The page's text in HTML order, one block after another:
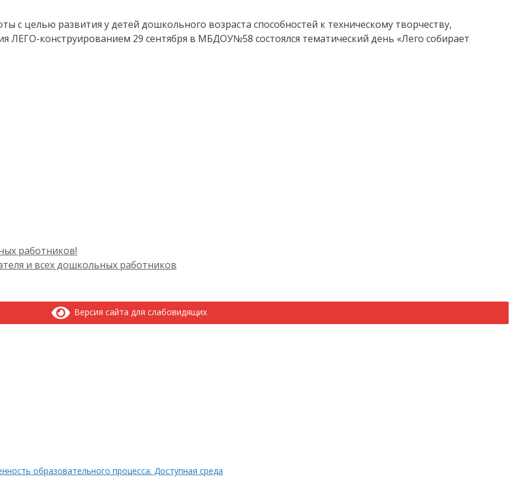
с целью развития у детей дошкольного возраста способностей к техническому творчеству,
ЛЕГО-конструированием 29 сентября в МБДОУ№58 состоялся тематический день «Лего собирает
работников!
и всех дошкольных работников
Версия сайта для слабовидящих
образовательного процесса. Доступная среда